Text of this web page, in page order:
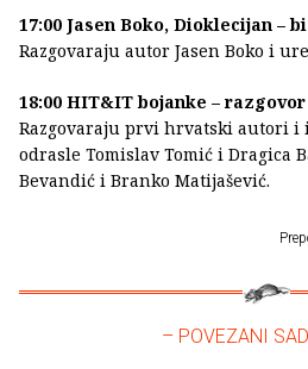
17:00 Jasen Boko, Dioklecijan –
Razgovaraju autor Jasen Boko i
18:00 HIT&IT bojanke – razgovor
Razgovaraju prvi hrvatski autori
odrasle Tomislav Tomić i Dragica
Bevandić i Branko Matijašević.
– POVEZANI